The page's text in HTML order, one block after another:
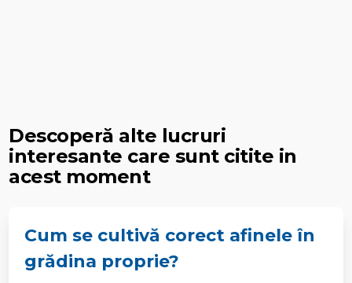
Descoperă alte lucruri
interesante care sunt citite in
acest moment
Cum se cultivă corect afinele în
grădina proprie?